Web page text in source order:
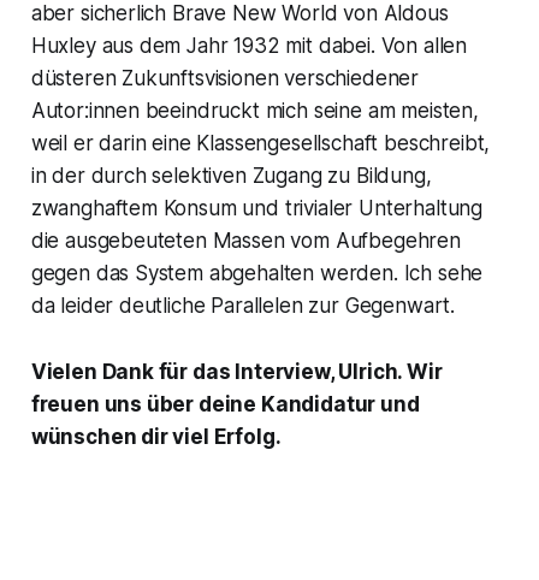
aber sicherlich Brave New World von Aldous
Huxley aus dem Jahr 1932 mit dabei. Von allen
düsteren Zukunftsvisionen verschiedener
Autor:innen beeindruckt mich seine am meisten,
weil er darin eine Klassengesellschaft beschreibt,
in der durch selektiven Zugang zu Bildung,
zwanghaftem Konsum und trivialer Unterhaltung
die ausgebeuteten Massen vom Aufbegehren
gegen das System abgehalten werden. Ich sehe
da leider deutliche Parallelen zur Gegenwart.
Vielen Dank für das Interview, Ulrich. Wir
freuen uns über deine Kandidatur und
wünschen dir viel Erfolg.